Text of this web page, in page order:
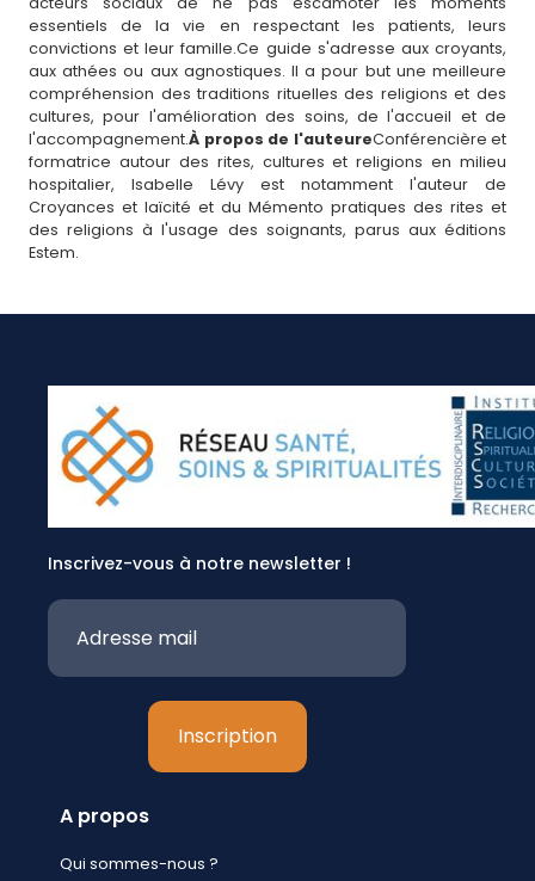
essentiels de la vie en respectant les patients, leurs
convictions et leur famille.Ce guide s'adresse aux croyants,
aux athées ou aux agnostiques. Il a pour but une meilleure
compréhension des traditions rituelles des religions et des
cultures, pour l'amélioration des soins, de l'accueil et de
l'accompagnement.À propos de l'auteureConférencière et
formatrice autour des rites, cultures et religions en milieu
hospitalier, Isabelle Lévy est notamment l'auteur de
Croyances et laïcité et du Mémento pratiques des rites et
des religions à l'usage des soignants, parus aux éditions
Estem.
Inscrivez-vous à notre newsletter !
A propos
Qui sommes-nous ?